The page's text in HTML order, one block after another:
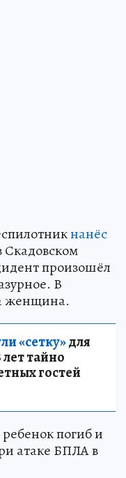
нанёс
Скадовском
произошёл
В
женщина.
«сетку»для
тайно
гостей
погиб и
атаке БПЛА в